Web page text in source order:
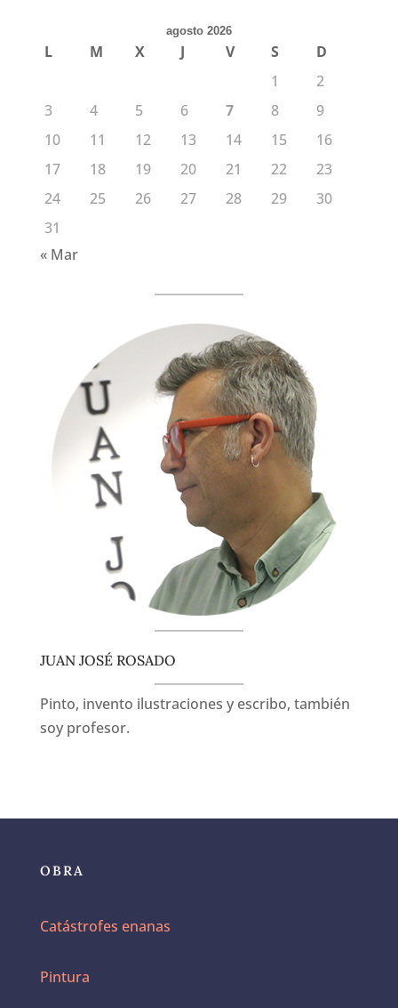
agosto 2026
L M X J V S
D
1
2
3
4 5 6 7 8
9
10
11 12 13 14 15
16
17
18 19 20 21 22
23
24
25 26 27 28 29
30
31
« Mar
JUAN JOSÉ ROSADO
Pinto, invento ilustraciones y escribo, también
soy profesor.
OBRA
Catástrofes enanas
Pintura